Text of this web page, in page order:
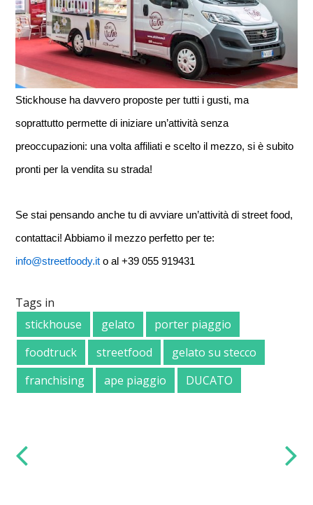
Stickhouse ha davvero proposte per tutti i gusti, ma
soprattutto permette di iniziare un’attività senza
preoccupazioni: una volta affiliati e scelto il mezzo, si è subito
pronti per la vendita su strada!
Se stai pensando anche tu di avviare un’attività di street food,
info@streetfoody.it o al +39 055 919431
Tags in
stickhouse
gelato
porter piaggio
foodtruck
streetfood
gelato su stecco
franchising
ape piaggio DUCATO